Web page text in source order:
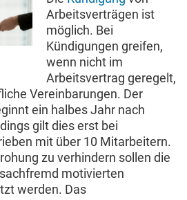
Arbeitsverträgen ist
möglich. Bei
Kündigungen greifen,
wenn nicht im
Arbeitsvertrag geregelt,
Vereinbarungen. Der
ein halbes Jahr nach
gilt dies erst bei
mit über 10 Mitarbeitern.
zu verhindern sollen die
motivierten
werden. Das